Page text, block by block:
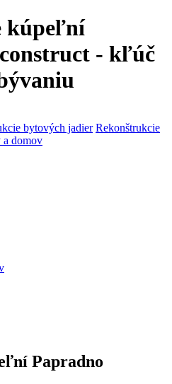
kúpeľní
- kľúč
bytových jadier Rekonštrukcie
a domov
Papradno